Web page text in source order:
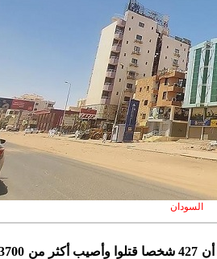
السودان